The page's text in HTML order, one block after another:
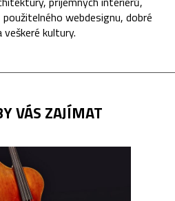
webdesignu, dobré
veškeré kultury.
VÁS ZAJÍMAT